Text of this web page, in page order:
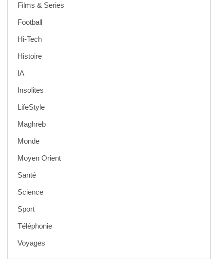
Films & Series
Football
Hi-Tech
Histoire
IA
Insolites
LifeStyle
Maghreb
Monde
Moyen Orient
Santé
Science
Sport
Téléphonie
Voyages